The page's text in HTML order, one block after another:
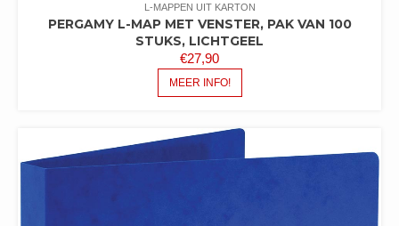
L-MAPPEN UIT KARTON
PERGAMY L-MAP MET VENSTER, PAK VAN 100
STUKS, LICHTGEEL
€27,90
MEER INFO!